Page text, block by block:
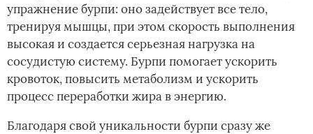
упражнение бурпи: оно задействует все тело,
тренируя мышцы, при этом скорость выполнения
высокая и создается серьезная нагрузка на
сосудистую систему. Бурпи помогает ускорить
кровоток, повысить метаболизм и ускорить
процесс переработки жира в энергию.
Благодаря свой уникальности бурпи сразу же